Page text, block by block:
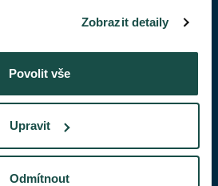
Zobrazit detaily
Povolit vše
Upravit
Odmítnout